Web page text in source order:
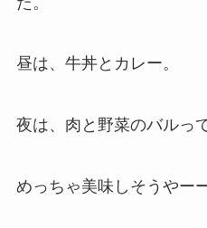
昼は、牛丼とカレー。
夜は、肉と野菜のバルっ
めっちゃ美味しそうやー